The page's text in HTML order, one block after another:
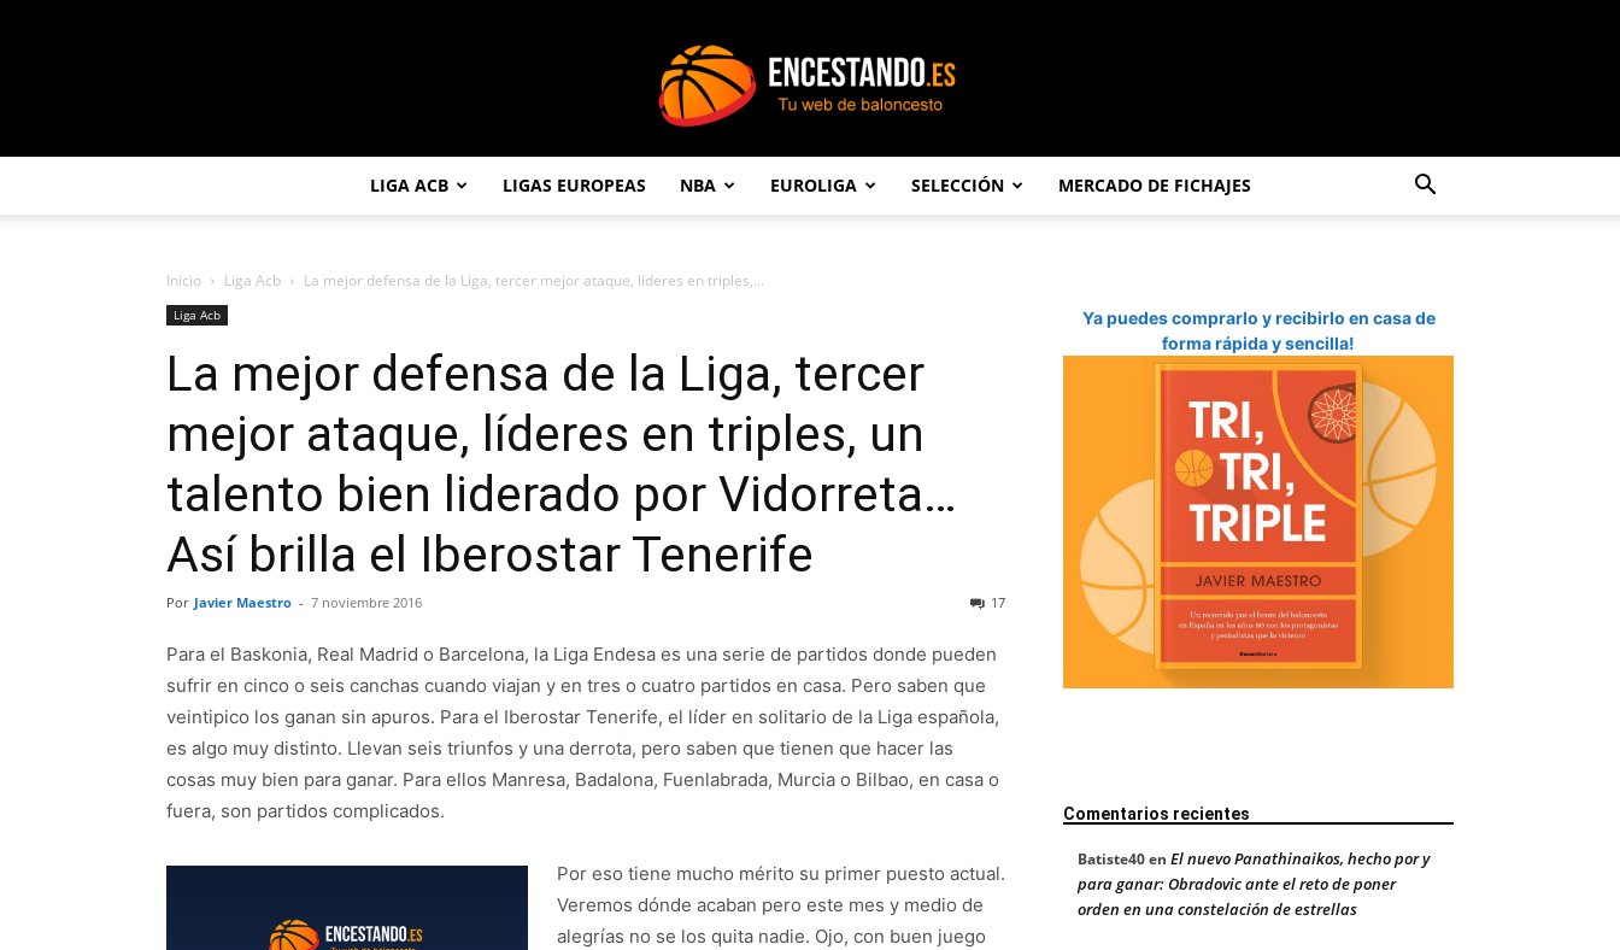
LIGA ACB LIGAS EUROPEAS NBA EUROLIGA SELECCIÓN MERCADO DE FICHAJES
Inicio Liga Acb La mejor defensa de la Liga, tercer mejor ataque, líderes en triples,...
Liga Acb
La mejor defensa de la Liga, tercer
mejor ataque, líderes en triples, un
talento bien liderado por Vidorreta…
Así brilla el Iberostar Tenerife
Por Javier Maestro - 7 noviembre 2016 17
Para el Baskonia, Real Madrid o Barcelona, la Liga Endesa es una serie de partidos donde pueden
sufrir en cinco o seis canchas cuando viajan y en tres o cuatro partidos en casa. Pero saben que
veintipico los ganan sin apuros. Para el Iberostar Tenerife, el líder en solitario de la Liga española,
es algo muy distinto. Llevan seis triunfos y una derrota, pero saben que tienen que hacer las
cosas muy bien para ganar. Para ellos Manresa, Badalona, Fuenlabrada, Murcia o Bilbao, en casa o
fuera, son partidos complicados.
Por eso tiene mucho mérito su primer puesto actual.
Veremos dónde acaban pero este mes y medio de
alegrías no se los quita nadie. Ojo, con buen juego
Ya puedes comprarlo y recibirlo en casa de
forma rápida y sencilla!
Comentarios recientes
Batiste40en El nuevo Panathinaikos, hecho por y
para ganar: Obradovic ante el reto de poner
orden en una constelación de estrellas